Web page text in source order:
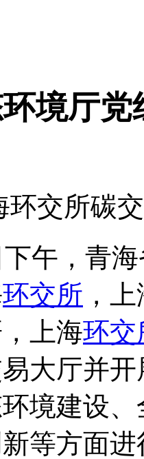
境厅
环交所碳
下午，青
环交所 ，
上海环交
大厅并
境建设
等方面